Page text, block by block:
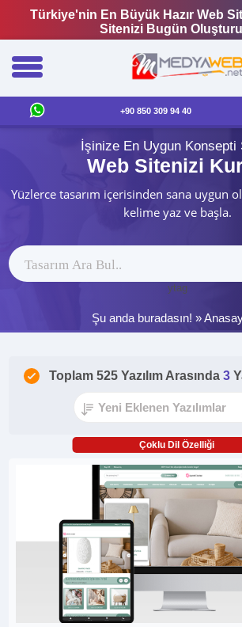
Türkiye'nin En Büyük Hazır Web
Sitenizi Bugün
+90 850 309 94 40
İşinize En Uygun Konsepti
Web Sitenizi
Yüzlerce tasarım içerisinden sana uygun
kelime yaz ve başla.
ytag
Şu anda buradasın! »
Toplam 525 Yazılım Arasında 3
Çoklu Dil Özelliği